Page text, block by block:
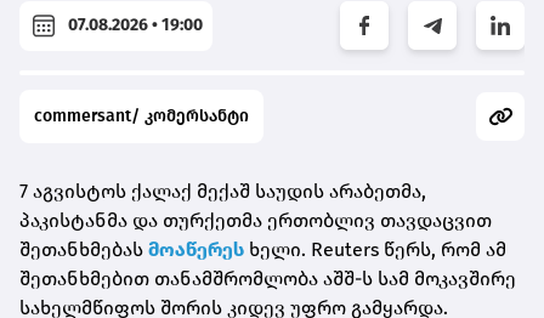
07.08.2026 • 19:00
commersant/ კომერსანტი
7 აგვისტოს ქალაქ მექაშ საუდის არაბეთმა,
პაკისტანმა და თურქეთმა ერთობლივ თავდაცვით
შეთანხმებას მოაწერეს ხელი. Reuters წერს, რომ ამ
შეთანხმებით თანამშრომლობა აშშ-ს სამ მოკავშირე
სახელმწიფოს შორის კიდევ უფრო გამყარდა.